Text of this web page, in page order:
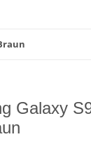
Galaxy